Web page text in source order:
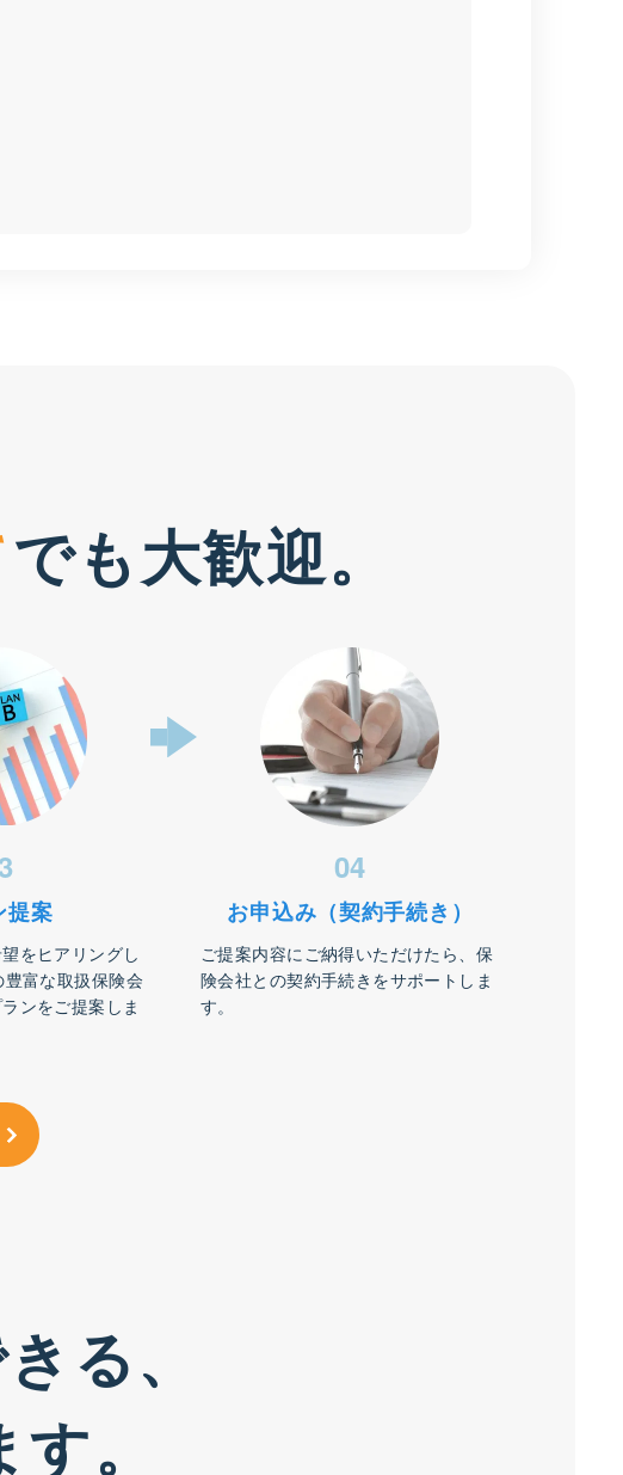
でも大歓迎。
提案
をヒアリングし
富な取扱保険会
ンをご提案しま
04
お申込み（契約手続き）
ご提案内容にご納得いただけたら、保
険会社との契約手続きをサポートしま
す。
る、
。